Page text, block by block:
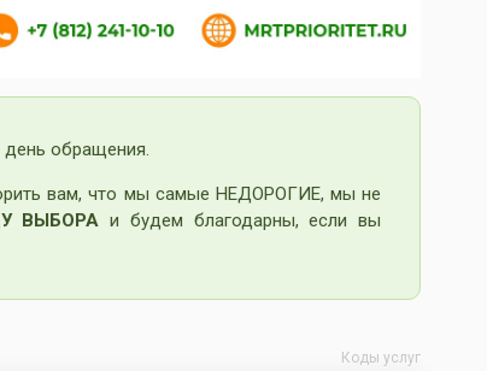
обращения.
вам, что мы самые НЕДОРОГИЕ, мы не
ВЫБОРА и будем благодарны, если вы
Коды услуг